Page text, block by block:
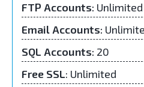
FTP Accounts: Unlimited
Email Accounts:
SQL Accounts: 20
Free SSL: Unlimited